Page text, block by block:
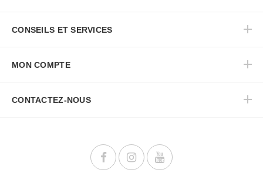
CONSEILS ET SERVICES
MON COMPTE
CONTACTEZ-NOUS